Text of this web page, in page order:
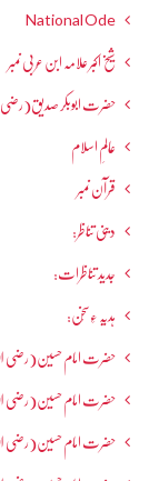
National Ode
شیخ اکبر علامہ ابن عربی نمبر
حضرت ابوبکر صدیق(رضی
عالمِ اسلام
قرآن نمبر
دینی تناظر:
جدید تناظرات:
ہدیہ ءِسُخن:
حضرت امام حسین(رضی
حضرت امام حسین(رضی اللہ
حضرت امام حسین(رضی